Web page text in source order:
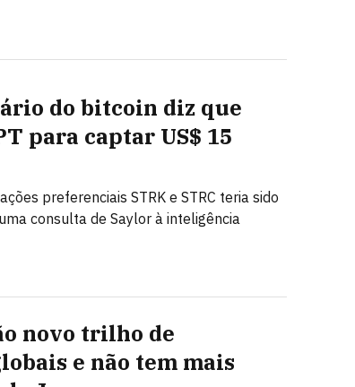
do bitcoin diz que
para captar US$ 15
preferenciais STRK e STRC teria sido
consulta de Saylor à inteligência
novo trilho de
e não tem mais